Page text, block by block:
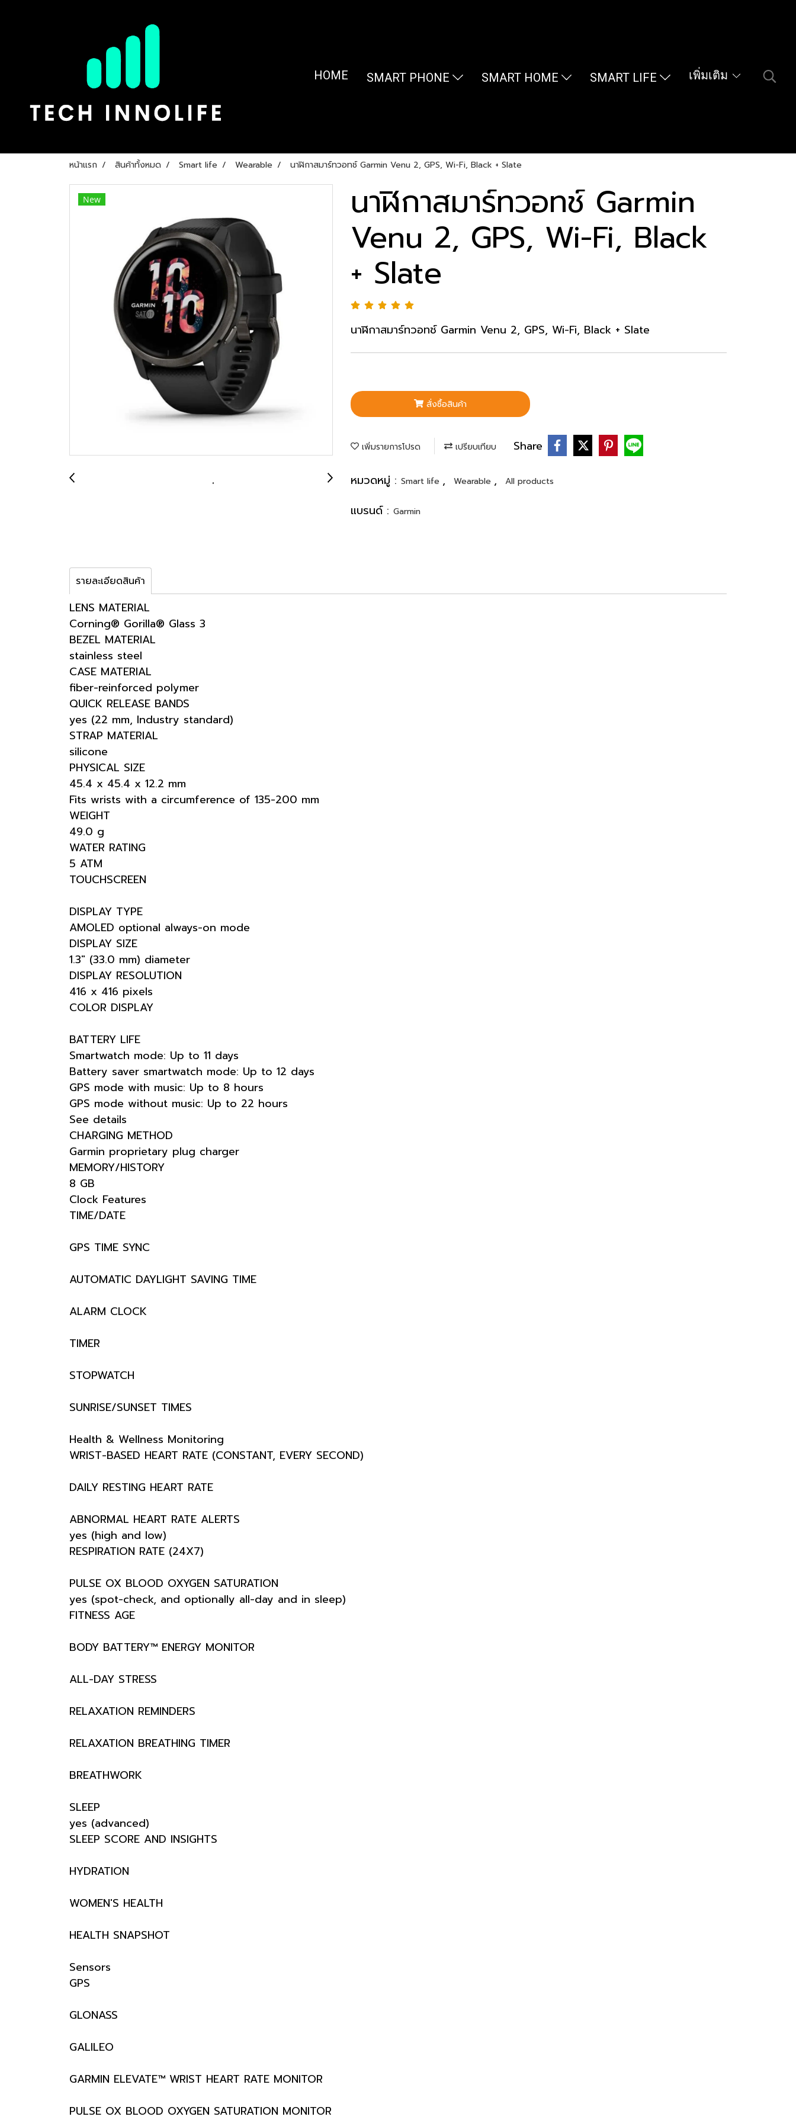
HOME SMART PHONE SMART HOME SMART LIFE เพิ่มเติม
หน้าแรก สินค้าทั้งหมด Smart life Wearable นาฬิกาสมาร์ทวอทช์ Garmin Venu 2, GPS, Wi-Fi, Black + Slate
New นาฬิกาสมาร์ทวอทช์ Garmin
Venu 2, GPS, Wi-Fi, Black
+ Slate
นาฬิกาสมาร์ทวอทช์ Garmin Venu 2, GPS, Wi-Fi, Black + Slate
สั่งซื้อสินค้า
เพิ่มรายการโปรด เปรียบเทียบ Share
หมวดหมู่ : Smart life , Wearable , All products
แบรนด์ : Garmin
รายละเอียดสินค้า
LENS MATERIAL
Corning® Gorilla® Glass 3
BEZEL MATERIAL
stainless steel
CASE MATERIAL
fiber-reinforced polymer
QUICK RELEASE BANDS
yes (22 mm, Industry standard)
STRAP MATERIAL
silicone
PHYSICAL SIZE
45.4 x 45.4 x 12.2 mm
Fits wrists with a circumference of 135-200 mm
WEIGHT
49.0 g
WATER RATING
5 ATM
TOUCHSCREEN
DISPLAY TYPE
AMOLED optional always-on mode
DISPLAY SIZE
1.3" (33.0 mm) diameter
DISPLAY RESOLUTION
416 x 416 pixels
COLOR DISPLAY
BATTERY LIFE
Smartwatch mode: Up to 11 days
Battery saver smartwatch mode: Up to 12 days
GPS mode with music: Up to 8 hours
GPS mode without music: Up to 22 hours
See details
CHARGING METHOD
Garmin proprietary plug charger
MEMORY/HISTORY
8 GB
Clock Features
TIME/DATE
GPS TIME SYNC
AUTOMATIC DAYLIGHT SAVING TIME
ALARM CLOCK
TIMER
STOPWATCH
SUNRISE/SUNSET TIMES
Health & Wellness Monitoring
WRIST-BASED HEART RATE (CONSTANT, EVERY SECOND)
DAILY RESTING HEART RATE
ABNORMAL HEART RATE ALERTS
yes (high and low)
RESPIRATION RATE (24X7)
PULSE OX BLOOD OXYGEN SATURATION
yes (spot-check, and optionally all-day and in sleep)
FITNESS AGE
BODY BATTERY™ ENERGY MONITOR
ALL-DAY STRESS
RELAXATION REMINDERS
RELAXATION BREATHING TIMER
BREATHWORK
SLEEP
yes (advanced)
SLEEP SCORE AND INSIGHTS
HYDRATION
WOMEN'S HEALTH
HEALTH SNAPSHOT
Sensors
GPS
GLONASS
GALILEO
GARMIN ELEVATE™ WRIST HEART RATE MONITOR
PULSE OX BLOOD OXYGEN SATURATION MONITOR